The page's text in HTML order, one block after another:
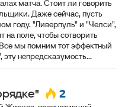
матча. Стоит ли говорить
Даже сейчас, пусть
году. "Ливерпуль" и "Челси",
на поле, чтобы сотворить
мы помним тот эффектный
непредсказумость...
2